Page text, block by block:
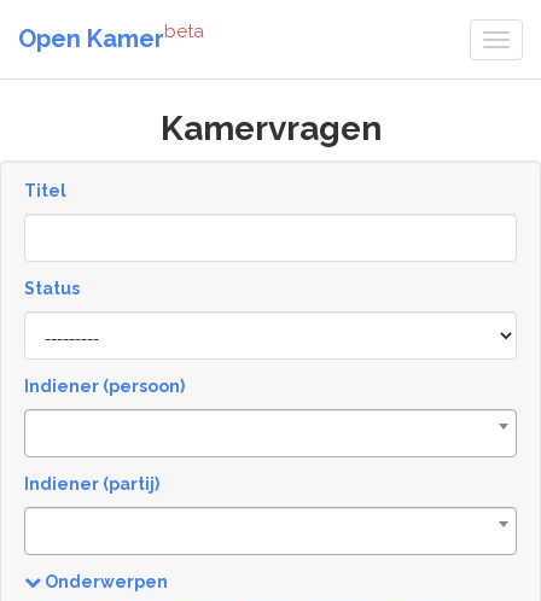
Open Kamerbeta
Kamervragen
Titel
Status
[invalid
name]
Indiener (persoon)
Indiener (partij)
Onderwerpen